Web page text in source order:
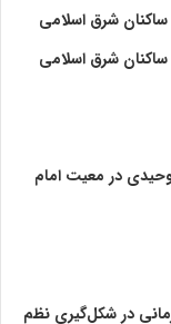
ساکنان شرق اسلامی
ساکنان شرق اسلامی
در معیت امام
در شکل‌گیری نظم